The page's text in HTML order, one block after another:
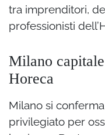
tra imprenditori,
professionisti
Milano
Horeca
Milano si
privilegiato per